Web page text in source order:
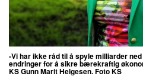
-Vi har ikke råd til å spyle milliarder
endringer for å sikre bærekraftig
KS Gunn Marit Helgesen. Foto KS